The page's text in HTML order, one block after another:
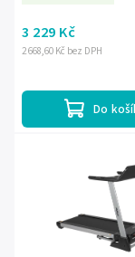
2 668,60 Kč bez DPH
3 229 Kč
Do